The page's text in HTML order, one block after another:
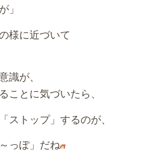
」
様に近づいて
識が、
ことに気づいたら、
ストップ」するのが、
っぽ」だね